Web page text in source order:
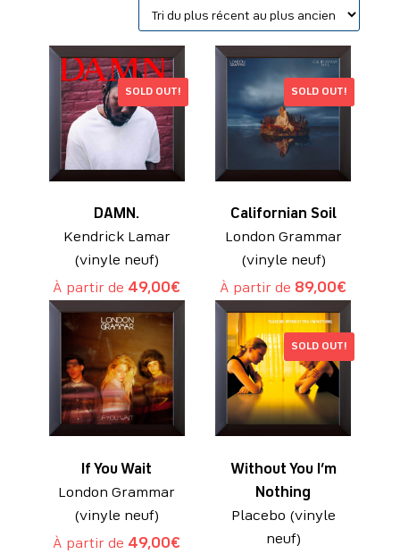
plus
au
plus
ancien
SOLD OUT!
DAMN.
Kendrick Lamar
(vinyle neuf)
À partir de 49,00€
SOLD OUT!
Californian Soil
London Grammar
(vinyle neuf)
À partir de 89,00€
If You Wait
London Grammar
(vinyle neuf)
À partir de 49,00€
SOLD OUT!
Without You I’m
Nothing
Placebo (vinyle
neuf)